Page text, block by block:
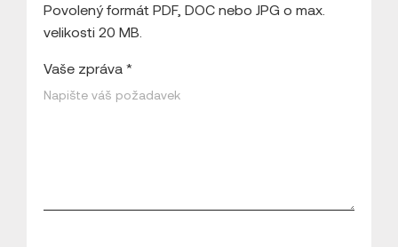
Povolený formát PDF, DOC nebo JPG o max.
velikosti 20 MB.
Vaše zpráva *